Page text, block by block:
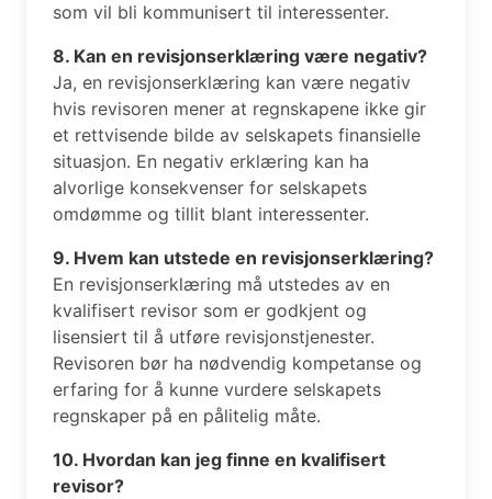
som vil bli kommunisert til interessenter.
8. Kan en revisjonserklæring være negativ?
Ja, en revisjonserklæring kan være negativ
hvis revisoren mener at regnskapene ikke gir
et rettvisende bilde av selskapets finansielle
situasjon. En negativ erklæring kan ha
alvorlige konsekvenser for selskapets
omdømme og tillit blant interessenter.
9. Hvem kan utstede en revisjonserklæring?
En revisjonserklæring må utstedes av en
kvalifisert revisor som er godkjent og
lisensiert til å utføre revisjonstjenester.
Revisoren bør ha nødvendig kompetanse og
erfaring for å kunne vurdere selskapets
regnskaper på en pålitelig måte.
10. Hvordan kan jeg finne en kvalifisert
revisor?